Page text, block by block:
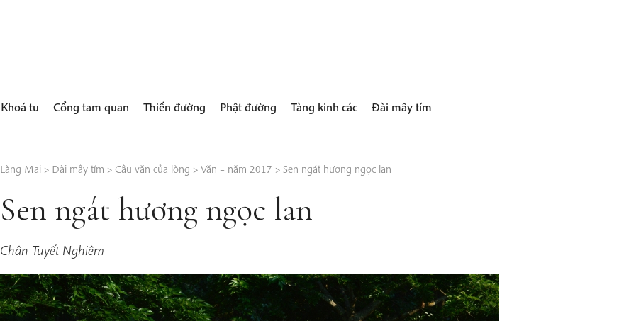
Khoá tu Cổng tam quan Thiền đường Phật đường Tàng kinh các Đài mây tím
Làng Mai> Đài mây tím > Câu văn của lòng > Văn – năm 2017 > Sen ngát hương ngọc lan
Sen ngát hương ngọc lan
Chân Tuyết Nghiêm